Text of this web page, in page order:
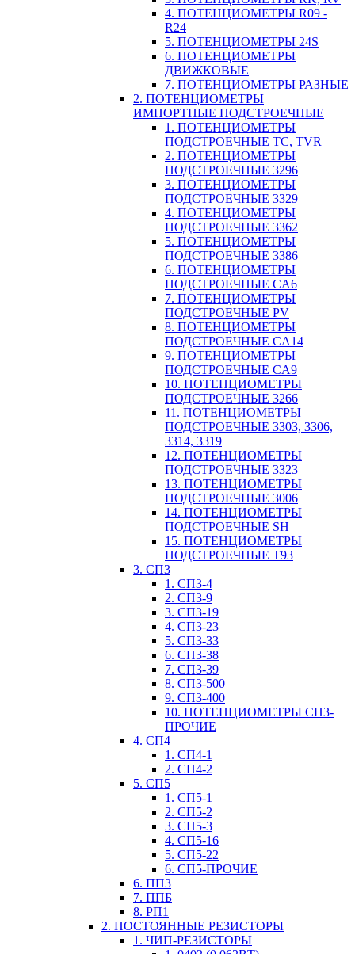
4. ПОТЕНЦИОМЕТРЫ R09 -
R24
5. ПОТЕНЦИОМЕТРЫ 24S
6. ПОТЕНЦИОМЕТРЫ
ДВИЖКОВЫЕ
7. ПОТЕНЦИОМЕТРЫ РАЗНЫЕ
2. ПОТЕНЦИОМЕТРЫ
ИМПОРТНЫЕ ПОДСТРОЕЧНЫЕ
1. ПОТЕНЦИОМЕТРЫ
ПОДСТРОЕЧНЫЕ TC, TVR
2. ПОТЕНЦИОМЕТРЫ
ПОДСТРОЕЧНЫЕ 3296
3. ПОТЕНЦИОМЕТРЫ
ПОДСТРОЕЧНЫЕ 3329
4. ПОТЕНЦИОМЕТРЫ
ПОДСТРОЕЧНЫЕ 3362
5. ПОТЕНЦИОМЕТРЫ
ПОДСТРОЕЧНЫЕ 3386
6. ПОТЕНЦИОМЕТРЫ
ПОДСТРОЕЧНЫЕ CA6
7. ПОТЕНЦИОМЕТРЫ
ПОДСТРОЕЧНЫЕ PV
8. ПОТЕНЦИОМЕТРЫ
ПОДСТРОЕЧНЫЕ CA14
9. ПОТЕНЦИОМЕТРЫ
ПОДСТРОЕЧНЫЕ CA9
10. ПОТЕНЦИОМЕТРЫ
ПОДСТРОЕЧНЫЕ 3266
11. ПОТЕНЦИОМЕТРЫ
ПОДСТРОЕЧНЫЕ 3303, 3306,
3314, 3319
12. ПОТЕНЦИОМЕТРЫ
ПОДСТРОЕЧНЫЕ 3323
13. ПОТЕНЦИОМЕТРЫ
ПОДСТРОЕЧНЫЕ 3006
14. ПОТЕНЦИОМЕТРЫ
ПОДСТРОЕЧНЫЕ SH
15. ПОТЕНЦИОМЕТРЫ
ПОДСТРОЕЧНЫЕ Т93
3. СП3
1. СП3-4
2. СП3-9
3. СП3-19
4. СП3-23
5. СП3-33
6. СП3-38
7. СП3-39
8. СП3-500
9. СП3-400
10. ПОТЕНЦИОМЕТРЫ СП3-
ПРОЧИЕ
4. СП4
1. СП4-1
2. СП4-2
5. СП5
1. СП5-1
2. СП5-2
3. СП5-3
4. СП5-16
5. СП5-22
6. СП5-ПРОЧИЕ
6. ПП3
7. ППБ
8. РП1
2. ПОСТОЯННЫЕ РЕЗИСТОРЫ
1. ЧИП-РЕЗИСТОРЫ